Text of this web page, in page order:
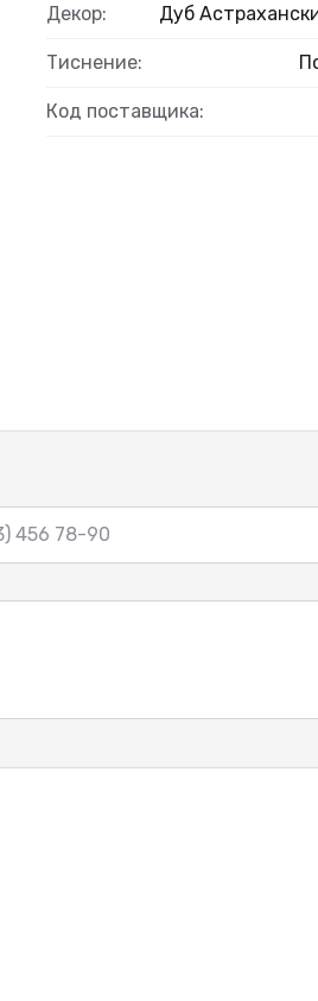
Декор: Дуб
Тиснение:
Код поставщика: